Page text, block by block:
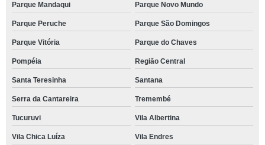
Parque Mandaqui Parque Novo Mundo
Parque Peruche Parque São Domingos
Parque Vitória Parque do Chaves
Pompéia Região Central
Santa Teresinha Santana
Serra da Cantareira Tremembé
Tucuruvi Vila Albertina
Vila Chica Luíza Vila Endres